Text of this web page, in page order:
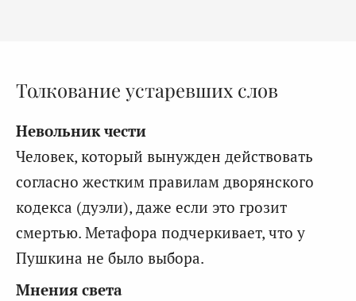
Толкование устаревших слов
Невольник чести
Человек, который вынужден действовать
согласно жестким правилам дворянского
кодекса (дуэли), даже если это грозит
смертью. Метафора подчеркивает, что у
Пушкина не было выбора.
Мнения света